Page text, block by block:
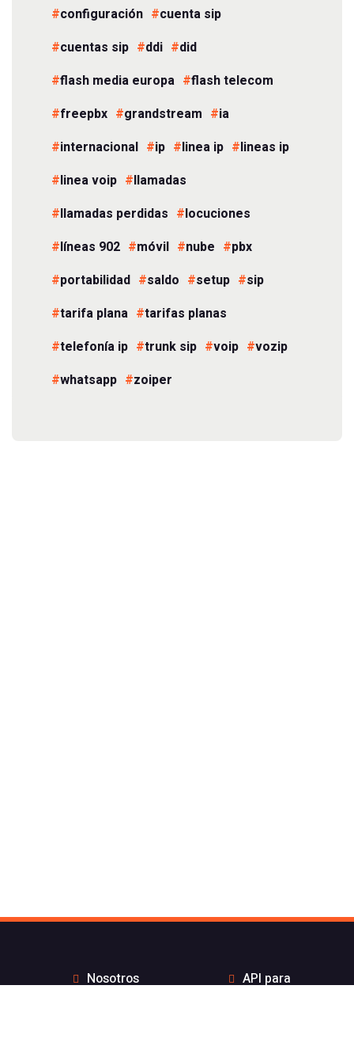
configuración
cuenta sip
cuentas sip
ddi
did
flash media europa
flash telecom
freepbx
grandstream
ia
internacional
ip linea ip
lineas ip
linea voip
llamadas
llamadas perdidas
locuciones
líneas 902
móvil nube
pbx
portabilidad
saldo setup
sip
tarifa plana
tarifas planas
telefonía ip
trunk sip voip
vozip
whatsapp
zoiper
Nosotros
API para